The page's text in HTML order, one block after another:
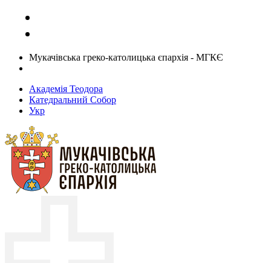
Мукачівська греко-католицька єпархія - МГКЄ
Академія Теодора
Катедральний Собор
Укр